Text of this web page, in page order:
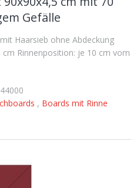
Gefälle
Haarsieb ohne Abdeckung
Rinnenposition: je 10 cm vom
, Boards mit Rinne